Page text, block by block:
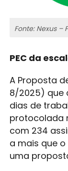
Fonte: Nexus –
PEC da
A Proposta
8/2025) que
dias de
protocolada
com 234
a mais que
uma